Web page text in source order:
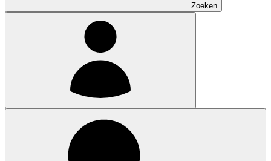
Zoeken